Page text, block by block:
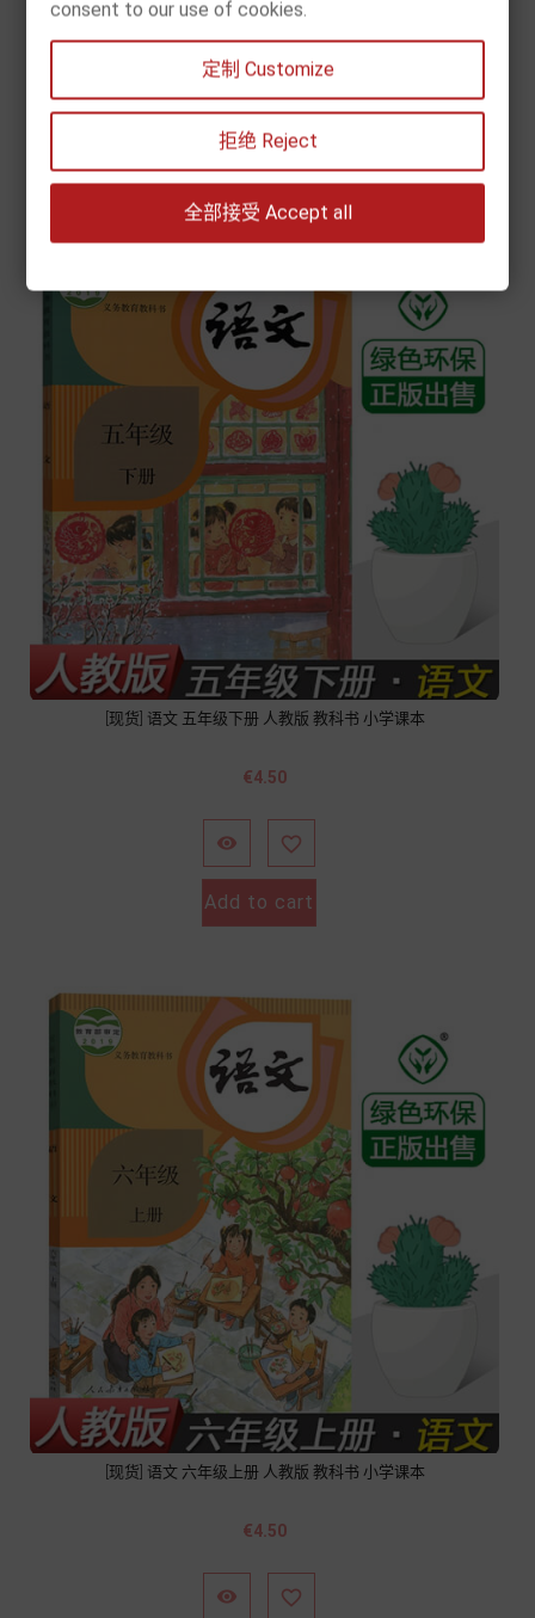
價
格
Add to cart
[现货] 语文 五年级下册 人教版 教科书 小学课本
價
€4.50
 
Add to cart
[现货] 语文 六年级上册 人教版 教科书 小学课本
價
€4.50
 
consent to our use of cookies.
定制 Customize
拒绝 Reject
全部接受 Accept all